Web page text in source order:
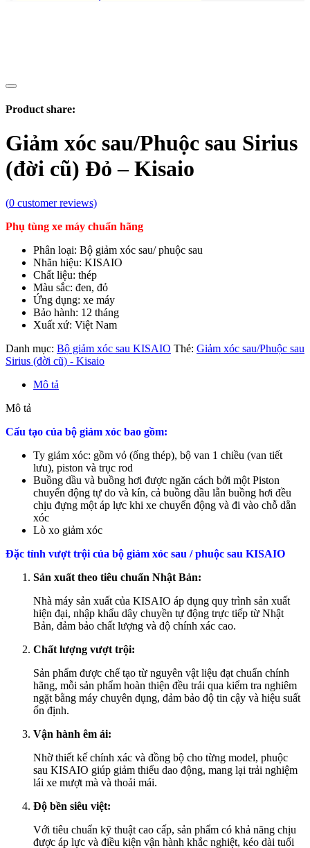
Product share:
Giảm xóc sau/Phuộc sau Sirius
(đời cũ) Đỏ – Kisaio
(0 customer reviews)
Phụ tùng xe máy chuẩn hãng
Phân loại: Bộ giảm xóc sau/ phuộc sau
Nhãn hiệu: KISAIO
Chất liệu: thép
Màu sắc: đen, đỏ
Ứng dụng: xe máy
Bảo hành: 12 tháng
Xuất xứ: Việt Nam
Danh mục: Bộ giảm xóc sau KISAIO Thẻ: Giảm xóc sau/Phuộc sau
Sirius (đời cũ) - Kisaio
Mô tả
Mô tả
Cấu tạo của bộ giảm xóc bao gồm:
Ty giảm xóc: gồm vỏ (ống thép), bộ van 1 chiều (van tiết
lưu), piston và trục rod
Buồng dầu và buồng hơi được ngăn cách bởi một Piston
chuyển động tự do và kín, cả buồng dầu lẫn buồng hơi đều
chịu đựng một áp lực khi xe chuyển động và đi vào chỗ dằn
xóc
Lò xo giảm xóc
Đặc tính vượt trội của bộ giảm xóc sau / phuộc sau KISAIO
Sản xuất theo tiêu chuẩn Nhật Bản:
Nhà máy sản xuất của KISAIO áp dụng quy trình sản xuất
hiện đại, nhập khẩu dây chuyền tự động trực tiếp từ Nhật
Bản, đảm bảo chất lượng và độ chính xác cao.
Chất lượng vượt trội:
Sản phẩm được chế tạo từ nguyên vật liệu đạt chuẩn chính
hãng, mỗi sản phẩm hoàn thiện đều trải qua kiểm tra nghiêm
ngặt bằng máy chuyên dụng, đảm bảo độ tin cậy và hiệu suất
ổn định.
Vận hành êm ái:
Nhờ thiết kế chính xác và đồng bộ cho từng model, phuộc
sau KISAIO giúp giảm thiểu dao động, mang lại trải nghiệm
lái xe mượt mà và thoải mái.
Độ bền siêu việt:
Với tiêu chuẩn kỹ thuật cao cấp, sản phẩm có khả năng chịu
được áp lực và điều kiện vận hành khắc nghiệt, kéo dài tuổi